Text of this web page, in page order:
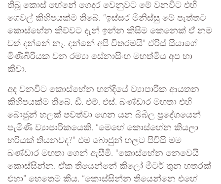
තිබූ කොස් හේනේ ගෙදර වෙනුවට මේ වනවිට එහි
ගෙවල් කිහිපයක්ම තිබේ. “ඉස්සර මිනිස්සු මේ පැත්තට
කොස්හේන කිව්වට දැන් ඉන්න කිසිම කෙනෙක් ඒ නම
වත් දන්නේ නෑ. දන්නේ අපි විතරමයි” ඒරිස් සීයාගේ
මිණිබිරියක වන රම්‍යා සේනාසිංහ මහත්මිය අප හා
කීවා.
අද වනවිට කොස්හේන හන්දියේ ව්‍යාපාරික ආයතන
කිහිපයක්ම තිබේ. ඩී. එම්. එස්. බණ්ඩාර මහතා එහි
බොජුන් හලක් පවත්වා ගෙන යන බිබිල ප්‍රදේශයෙන්
පැමිණි ව්‍යාපාරිකයෙකි. “මෙහේ කොස්හේන කියලා
හරියක් තියනවද?” එම බොජුන් හලට පිවිසි මම
බණ්ඩාර මහතා ගෙන් ඇසීමි. “කොස්හේන නෙවෙයි
කොස්සින්න. ඒක තියෙන්නේ කිලෝ මීටර් තුන හතරක්
එහා” හෙතෙම කීය. “කොස්සින්න තියෙන්නෙ එහේ